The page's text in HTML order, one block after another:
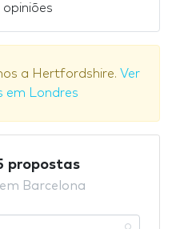
opiniões
a Hertfordshire. Ver
em Londres
propostas
Barcelona